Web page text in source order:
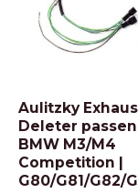
Aulitzky
Deleter
BMW M3/M4
Competition |
G80/G81/G82/